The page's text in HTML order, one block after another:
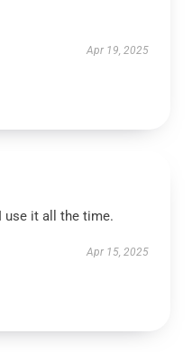
Apr 19, 2025
use it all the time.
Apr 15, 2025